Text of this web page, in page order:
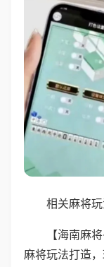
相关麻将
【海南麻
麻将玩法打造